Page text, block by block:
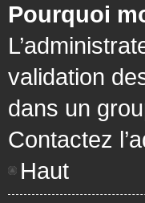
Pourquoi
validation
dans un
Contactez
Haut